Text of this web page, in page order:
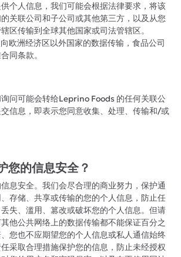
个人信息，我们可能会根据法律要求，将该
关联公司和子公司或其他第三方，以及从您
区传输到全球其他国家或司法管辖区。
欧洲经济区以外国家的数据传输，食品公司
同条款。
问可能会转给Leprino Foods 的任何关联公
信息，即表示您同意收集、处理、传输和/或
您的信息安全？
息安全。我们会尽合理的商业努力，保护通
存储、共享或传输的您的个人信息，防止任
失、滥用、篡改或破坏您的个人信息。但请
他公共网络上的数据传输都不能保证百分之
您也不应期望您的个人信息或私人通信始终
采取合理措施保护您的信息，防止未经授权